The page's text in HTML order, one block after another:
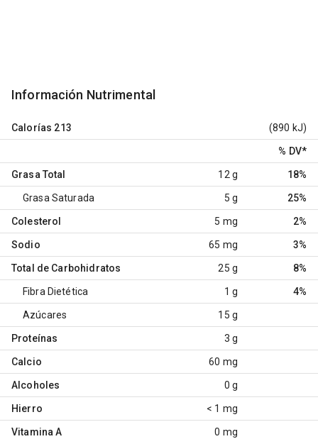
Información Nutrimental
Calorías 213 (890 kJ)
% DV*
Grasa Total 12 g 18%
Grasa Saturada 5 g 25%
Colesterol 5 mg 2%
Sodio 65 mg 3%
Total de Carbohidratos 25 g 8%
Fibra Dietética 1 g 4%
Azúcares 15 g
Proteínas 3 g
Calcio 60 mg
Alcoholes 0 g
Hierro < 1 mg
Vitamina A 0 mg